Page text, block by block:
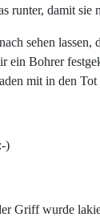
runter, damit
sehen
ein Bohrer
mit in den Tot
)
Griff wurde